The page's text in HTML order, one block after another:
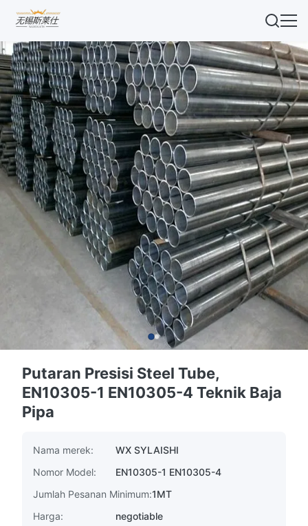
Putaran Presisi Steel Tube,
EN10305-1 EN10305-4 Teknik Baja
Pipa
Nama merek:
WX SYLAISHI
Nomor Model:
EN10305-1 EN10305-4
Jumlah Pesanan Minimum:1MT
Harga:
negotiable